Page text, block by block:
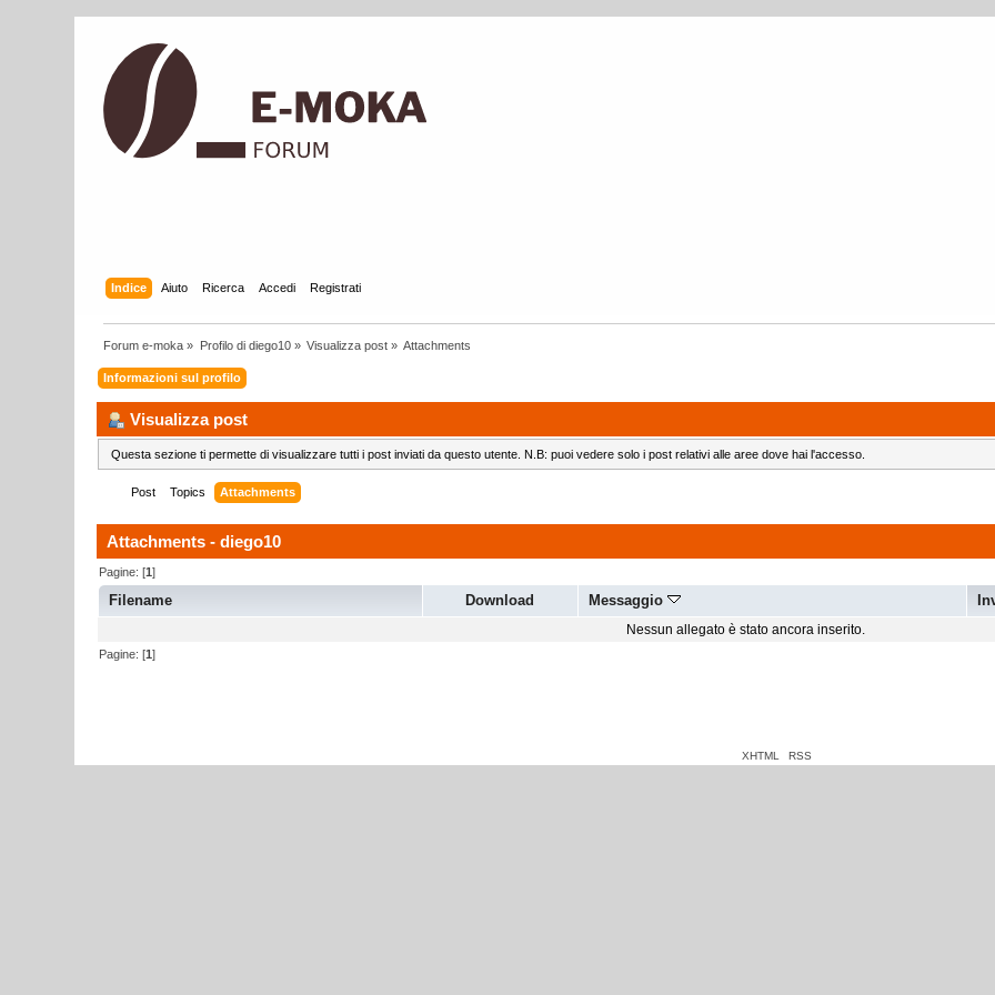
Indice Aiuto Ricerca Accedi Registrati
Forum e-moka » Profilo di diego10» Visualizza post » Attachments
Informazioni sul profilo
Visualizza post
Questa sezione ti permette di visualizzare tutti i post inviati da questo utente. N.B: puoi vedere solo i post relativi alle aree dove hai l'accesso.
Post Topics Attachments
Attachments - diego10
Pagine: [1]
Filename Download Messaggio
Nessun allegato è stato ancora inserito.
Pagine: [1]
XHTML RSS